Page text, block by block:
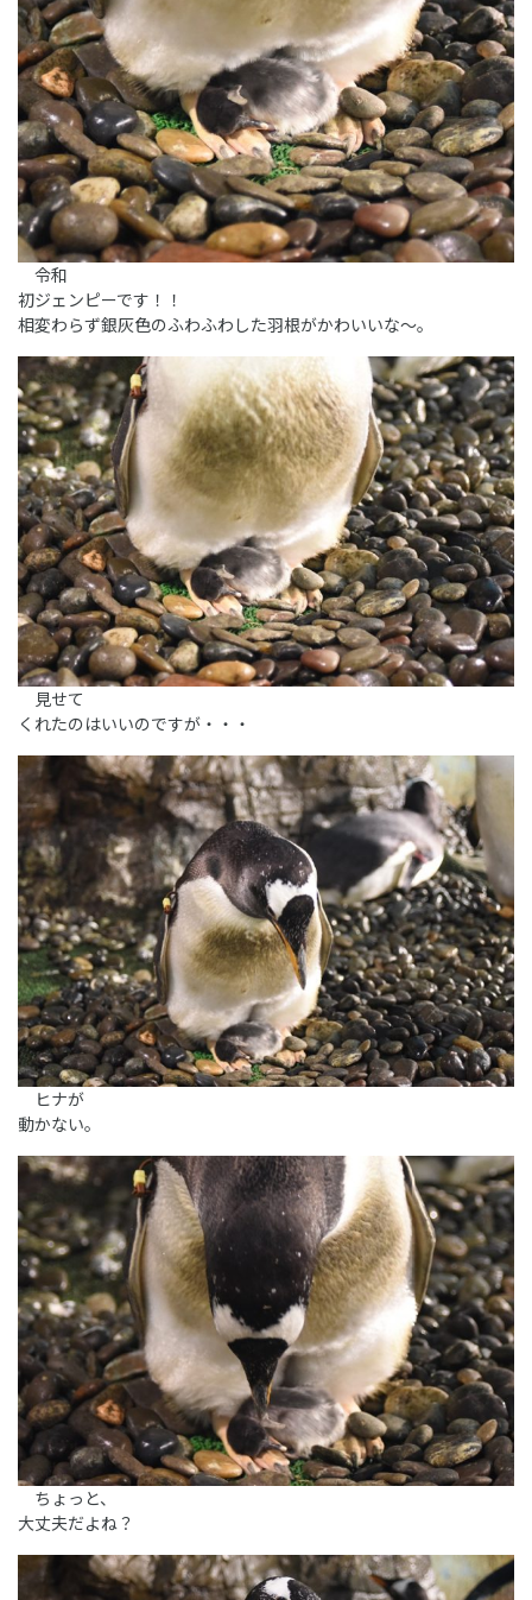
令和
初ジェンピーです！！
相変わらず銀灰色のふわふわした羽根がかわいいな～。
見せて
くれたのはいいのですが・・・
ヒナが
動かない。
ちょっと、
大丈夫だよね？